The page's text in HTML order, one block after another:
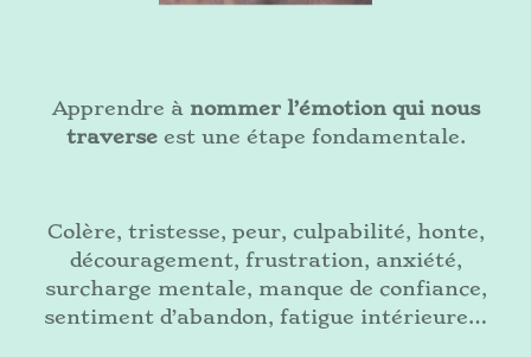
Apprendre à nommer l’émotion qui nous
traverseest une étape fondamentale.
Colère, tristesse, peur, culpabilité, honte,
découragement, frustration, anxiété,
surcharge mentale, manque de confiance,
sentiment d’abandon, fatigue intérieure…